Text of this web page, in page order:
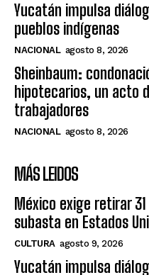
Yucatán impulsa
pueblos indígenas
NACIONAL agosto 8, 2026
Sheinbaum:
hipotecarios, un acto
trabajadores
NACIONAL agosto 8, 2026
MÁS LEIDOS
México exige retirar
subasta en Estados
CULTURA agosto 9, 2026
Yucatán impulsa